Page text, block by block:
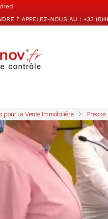
? APPELEZ-NOUS AU : +33
pour la Vente Immobilière Presse